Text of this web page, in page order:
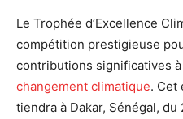
Le Trophée d’Excellence
compétition prestigieuse
contributions significatives
changement climatique. Cet
tiendra à Dakar, Sénégal,